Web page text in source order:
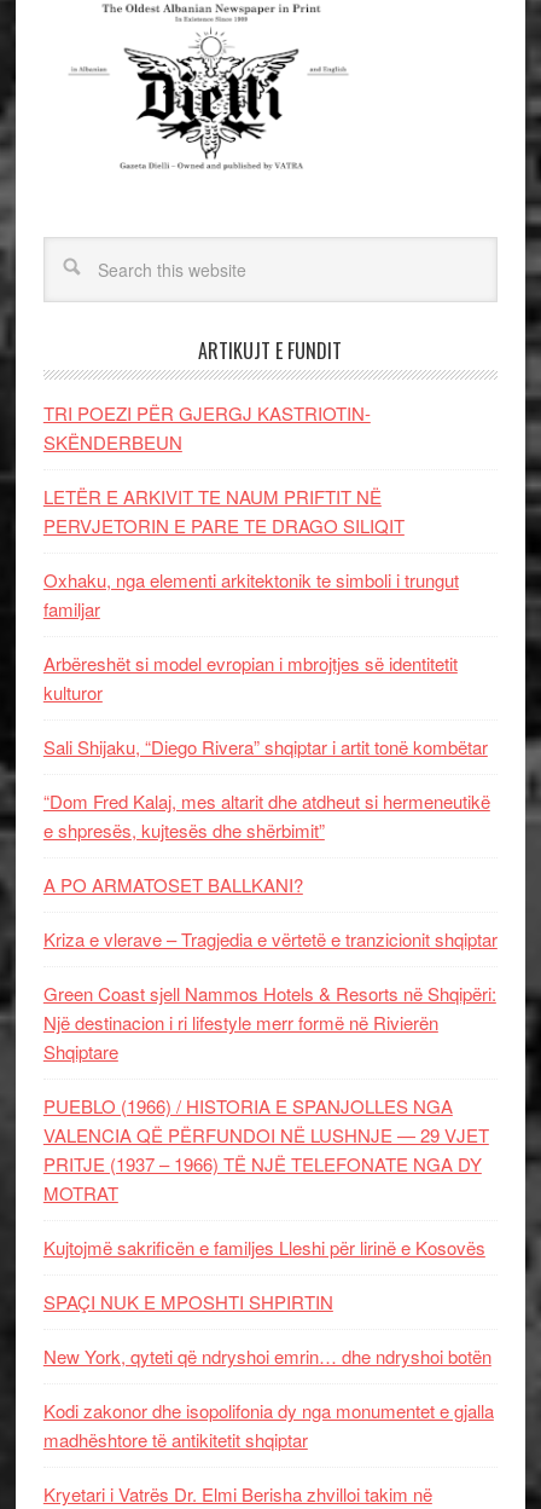
ARTIKUJT E FUNDIT
TRI POEZI PËR GJERGJ KASTRIOTIN-
SKËNDERBEUN
LETËR E ARKIVIT TE NAUM PRIFTIT NË
PERVJETORIN E PARE TE DRAGO SILIQIT
Oxhaku, nga elementi arkitektonik te simboli i trungut
familjar
Arbëreshët si model evropian i mbrojtjes së identitetit
kulturor
Sali Shijaku, “Diego Rivera” shqiptar i artit tonë kombëtar
“Dom Fred Kalaj, mes altarit dhe atdheut si hermeneutikë
e shpresës, kujtesës dhe shërbimit”
A PO ARMATOSET BALLKANI?
Kriza e vlerave – Tragjedia e vërtetë e tranzicionit shqiptar
Green Coast sjell Nammos Hotels & Resorts në Shqipëri:
Një destinacion i ri lifestyle merr formë në Rivierën
Shqiptare
PUEBLO (1966) / HISTORIA E SPANJOLLES NGA
VALENCIA QË PËRFUNDOI NË LUSHNJE — 29 VJET
PRITJE (1937 – 1966) TË NJË TELEFONATE NGA DY
MOTRAT
Kujtojmë sakrificën e familjes Lleshi për lirinë e Kosovës
SPAÇI NUK E MPOSHTI SHPIRTIN
New York, qyteti që ndryshoi emrin… dhe ndryshoi botën
Kodi zakonor dhe isopolifonia dy nga monumentet e gjalla
madhështore të antikitetit shqiptar
Kryetari i Vatrës Dr. Elmi Berisha zhvilloi takim në